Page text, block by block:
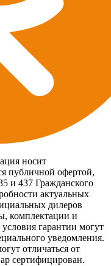
носит
публичной офертой,
и 437 Гражданского
актуальных
дилеров
комплектации и
гарантии могут
уведомления.
отличаться от
сертифицирован.